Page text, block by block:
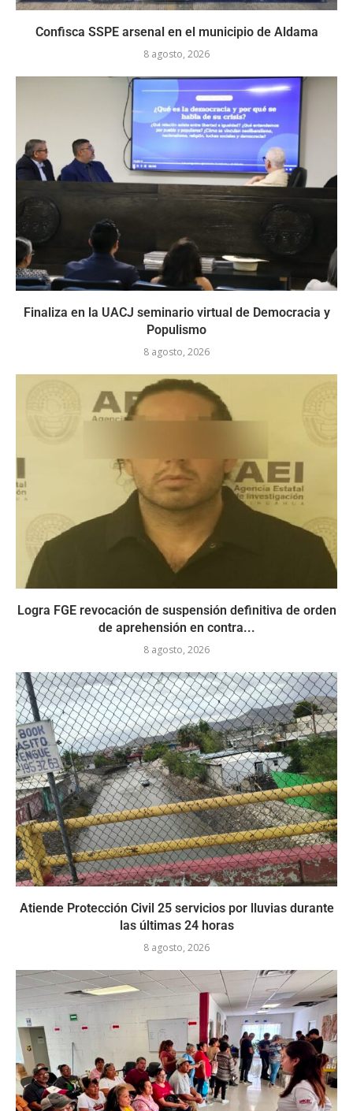
Confisca SSPE arsenal en el municipio de Aldama
8 agosto, 2026
Finaliza en la UACJ seminario virtual de Democracia y
Populismo
8 agosto, 2026
Logra FGE revocación de suspensión definitiva de orden
de aprehensión en contra...
8 agosto, 2026
Atiende Protección Civil 25 servicios por lluvias durante
las últimas 24 horas
8 agosto, 2026